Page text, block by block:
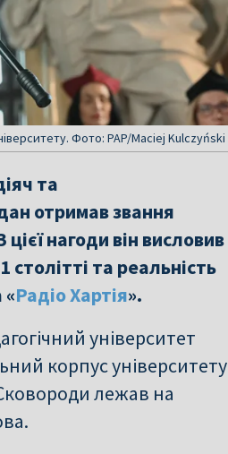
Фото: PAP/Maciej Kulczyński
та
отримав звання
нагоди він висловив
та реальність
«Радіо Хартія».
університет
корпус університету
лежав на